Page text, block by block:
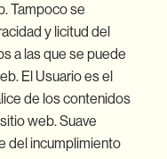
Tampoco se
y licitud del
a las que se puede
El Usuario es el
de los contenidos
web. Suave
del incumplimiento